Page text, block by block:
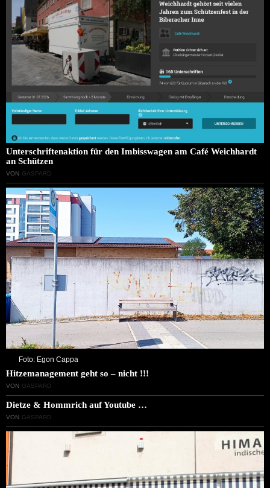
Unterschriftenaktion für den Imbisswagen am Café Weichhardt
an Schützen
VON GASPARD
Foto: Egon Cappa
Hitzemanagement geht so – nicht !!!
VON GASPARD
Dietze & Hommrich auf Youtube …
VON GASPARD